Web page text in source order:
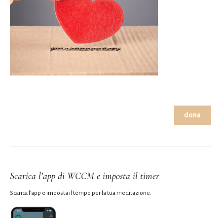
dona
Scarica l’app di WCCM e imposta il timer
Scarica l’app e imposta il tempo per la tua meditazione.